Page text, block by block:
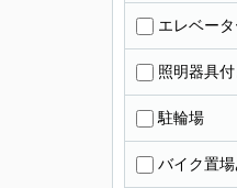
エレベータ
照明器具付
駐輪場
バイク置場